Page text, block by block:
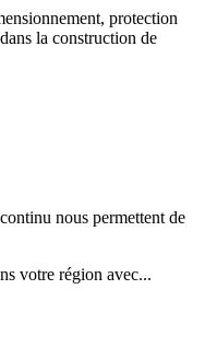
protection
la construction de
nous permettent de
votre région avec...